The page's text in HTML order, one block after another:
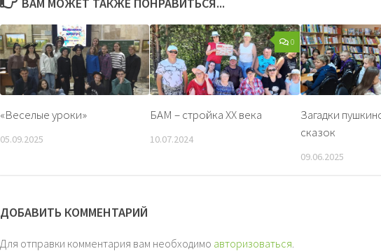
ВАМ МОЖЕТ ТАКЖЕ ПОНРАВИТЬСЯ...
«Веселые уроки»
05.09.2025
0
БАМ – стройка XX века
10.07.2024
Загадки
сказок
09.06.2025
ДОБАВИТЬ КОММЕНТАРИЙ
Для отправки комментария вам необходимо авторизоваться